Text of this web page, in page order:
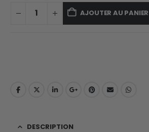
AJOUTER AU PANIER
DESCRIPTION